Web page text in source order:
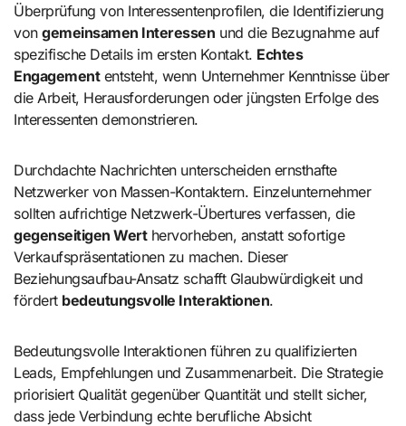
Überprüfung von Interessentenprofilen, die Identifizierung
vongemeinsamen Interessen und die Bezugnahme auf
spezifische Details im ersten Kontakt. Echtes
Engagemententsteht, wenn Unternehmer Kenntnisse über
die Arbeit, Herausforderungen oder jüngsten Erfolge des
Interessenten demonstrieren.
Durchdachte Nachrichten unterscheiden ernsthafte
Netzwerker von Massen-Kontaktern. Einzelunternehmer
sollten aufrichtige Netzwerk-Übertures verfassen, die
gegenseitigen Werthervorheben, anstatt sofortige
Verkaufspräsentationen zu machen. Dieser
Beziehungsaufbau-Ansatz schafft Glaubwürdigkeit und
fördert bedeutungsvolle Interaktionen.
Bedeutungsvolle Interaktionen führen zu qualifizierten
Leads, Empfehlungen und Zusammenarbeit. Die Strategie
priorisiert Qualität gegenüber Quantität und stellt sicher,
dass jede Verbindung echte berufliche Absicht